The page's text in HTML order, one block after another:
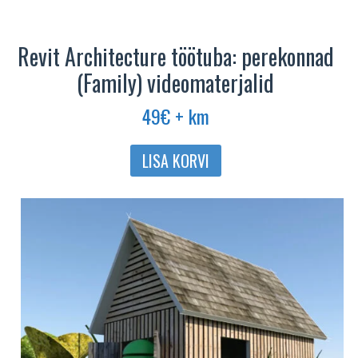
Revit Architecture töötuba: perekonnad
(Family) videomaterjalid
49€+ km
LISA KORVI